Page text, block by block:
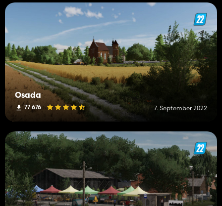
Osada
77 676 7. September 2022